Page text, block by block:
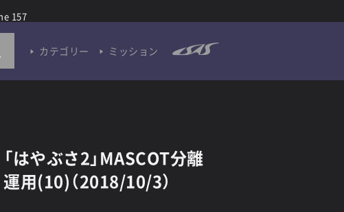
157
カテゴリー ミッション
「はやぶさ2」MASCOT分離
運用(10)（2018/10/3）